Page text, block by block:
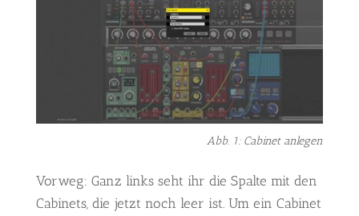
Abb. 1: Cabinet anlegen
Vorweg: Ganz links seht ihr die Spalte mit den
Cabinets, die jetzt noch leer ist. Um ein Cabinet